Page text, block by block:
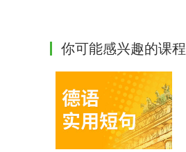
你可能感兴趣的课程